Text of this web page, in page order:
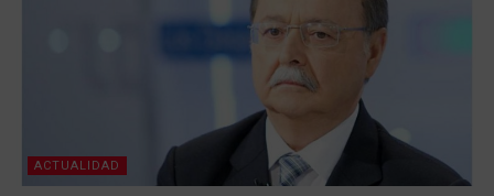
ACTUALIDAD